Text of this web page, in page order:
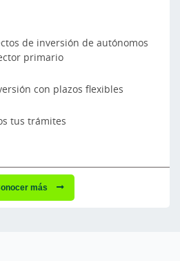
de inversión de autónomos
primario
con plazos flexibles
tus trámites
más